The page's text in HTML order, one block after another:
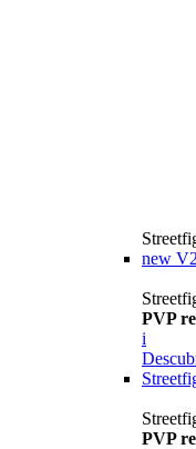
new V2
PVP
i
PVP